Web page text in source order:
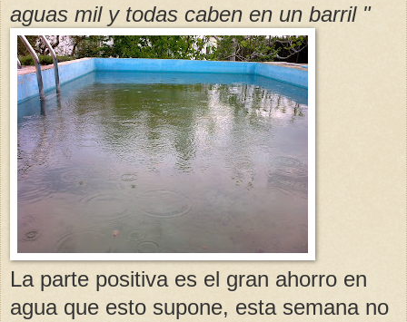
aguas mil y todas caben en un barril "
La parte positiva es el gran ahorro en
agua que esto supone, esta semana no